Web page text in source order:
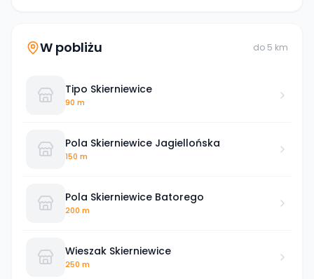
W pobliżu do 5 km
Tipo Skierniewice
90 m
Pola Skierniewice Jagiellońska
150 m
Pola Skierniewice Batorego
200 m
Wieszak Skierniewice
250 m